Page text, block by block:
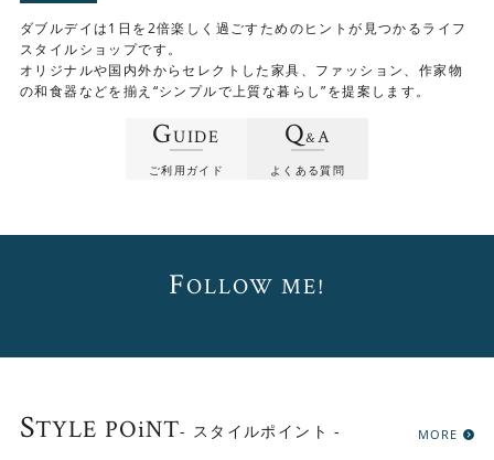
ます。 節の雰囲気や木目など、ひとつとして同じものはな
妙な色に仕上げています。 ナチュラルになりすぎず、程よ
ィネートを楽しめます。
ダブルデイは1日を2倍楽しく過ごすためのヒントが見つかるライフ
スタイルショップです。
オリジナルや国内外からセレクトした家具、ファッション、作家物
の和食器などを揃え“シンプルで上質な暮らし”を提案します。
GUIDE
ご利用ガイド
Q&A
よくある質問
FOLLOW ME!
STYLE POiNT- スタイルポイント - MORE